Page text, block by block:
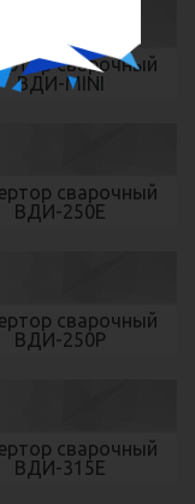
сварочный
ВДИ-MINI
сварочный
ВДИ-250Е
сварочный
ВДИ-250Р
сварочный
ВДИ-315Е